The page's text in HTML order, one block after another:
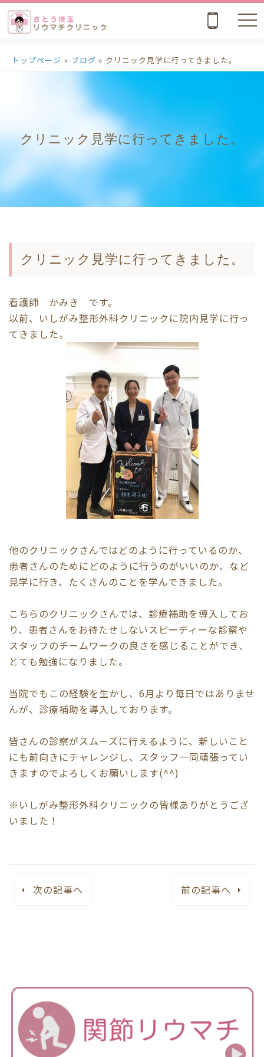
トップページ » ブログ » クリニック見学に行ってきました。
クリニック見学に行ってきました。
クリニック見学に行ってきました。
看護師 かみき です。
以前、いしがみ整形外科クリニックに院内見学に行っ
てきました。
他のクリニックさんではどのように行っているのか、
患者さんのためにどのように行うのがいいのか、など
見学に行き、たくさんのことを学んできました。
こちらのクリニックさんでは、診療補助を導入してお
り、患者さんをお待たせしないスピーディーな診察や
スタッフのチームワークの良さを感じることができ、
とても勉強になりました。
当院でもこの経験を生かし、6月より毎日ではありませ
んが、診療補助を導入しております。
皆さんの診察がスムーズに行えるように、新しいこと
にも前向きにチャレンジし、スタッフ一同頑張ってい
きますのでよろしくお願いします(^^)
※いしがみ整形外科クリニックの皆様ありがとうござ
いました！
次の記事へ 前の記事へ